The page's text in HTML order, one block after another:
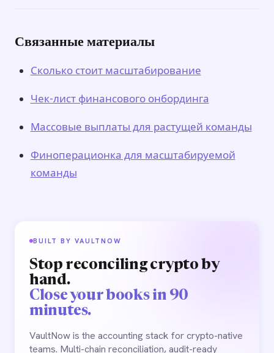
Связанные материалы
Сколько стоит масштабирование
Чек-лист финансового онбординга
Массовые выплаты для растущей команды
Финоперационка для масштабируемой
команды
BUILT BY VAULTNOW
Stop reconciling crypto by
hand.
Close your books in 90
minutes.
VaultNow is the accounting stack for crypto-native
teams. Multi-chain reconciliation, audit-ready